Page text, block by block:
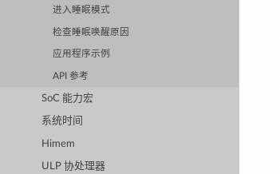
进入睡眠模式
检查睡眠唤醒原因
应用程序示例
API 参考
SoC 能力宏
系统时间
Himem
ULP 协处理器